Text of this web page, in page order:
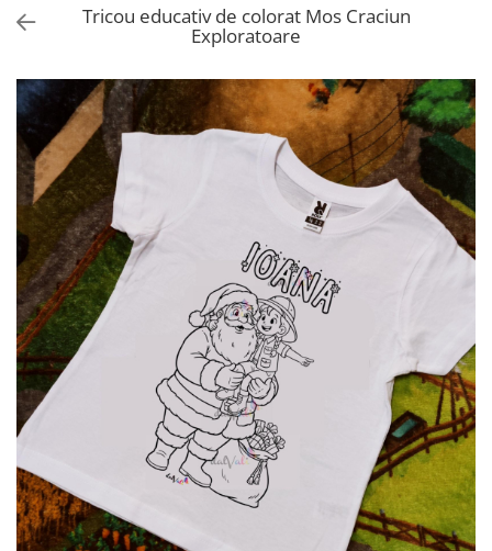
Tricou educativ de colorat Mos Craciun
Exploratoare